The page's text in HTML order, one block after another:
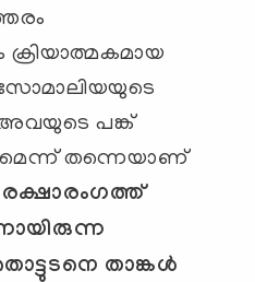
അവയുടെ പങ്ക്
തന്നെയാണ്
താങ്കള്‍